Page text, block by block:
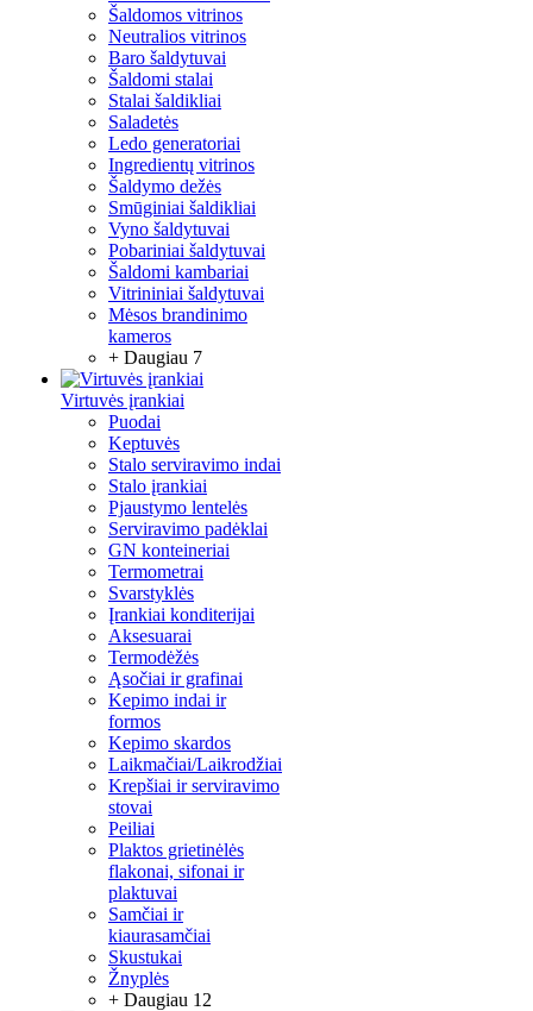
Šaldomos vitrinos
Neutralios vitrinos
Baro šaldytuvai
Šaldomi stalai
Stalai šaldikliai
Saladetės
Ledo generatoriai
Ingredientų vitrinos
Šaldymo dežės
Smūginiai šaldikliai
Vyno šaldytuvai
Pobariniai šaldytuvai
Šaldomi kambariai
Vitrininiai šaldytuvai
Mėsos brandinimo
kameros
+ Daugiau 7
Virtuvės įrankiai
Puodai
Keptuvės
Stalo serviravimo indai
Stalo įrankiai
Pjaustymo lentelės
Serviravimo padėklai
GN konteineriai
Termometrai
Svarstyklės
Įrankiai konditerijai
Aksesuarai
Termodėžės
Ąsočiai ir grafinai
Kepimo indai ir
formos
Kepimo skardos
Laikmačiai/Laikrodžiai
Krepšiai ir serviravimo
stovai
Peiliai
Plaktos grietinėlės
flakonai, sifonai ir
plaktuvai
Samčiai ir
kiaurasamčiai
Skustukai
Žnyplės
+ Daugiau 12